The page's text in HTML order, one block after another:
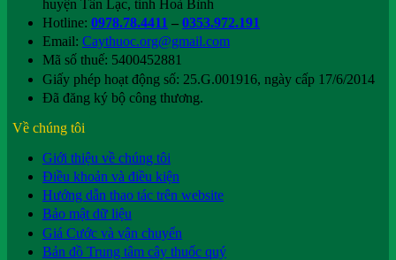
huyện Tân Lạc, tỉnh Hoà Bình
Hotline: 0978.78.4411 – 0353.972.191
Email: Caythuoc.org@gmail.com
Mã số thuế: 5400452881
Giấy phép hoạt động số: 25.G.001916, ngày cấp 17/6/2014
Đã đăng ký bộ công thương.
Về chúng tôi
Giới thiệu về chúng tôi
Điều khoản và điều kiện
Hướng dẫn thao tác trên website
Bảo mật dữ liệu
Giá Cước và vận chuyển
Bản đồ Trung tâm cây thuốc quý